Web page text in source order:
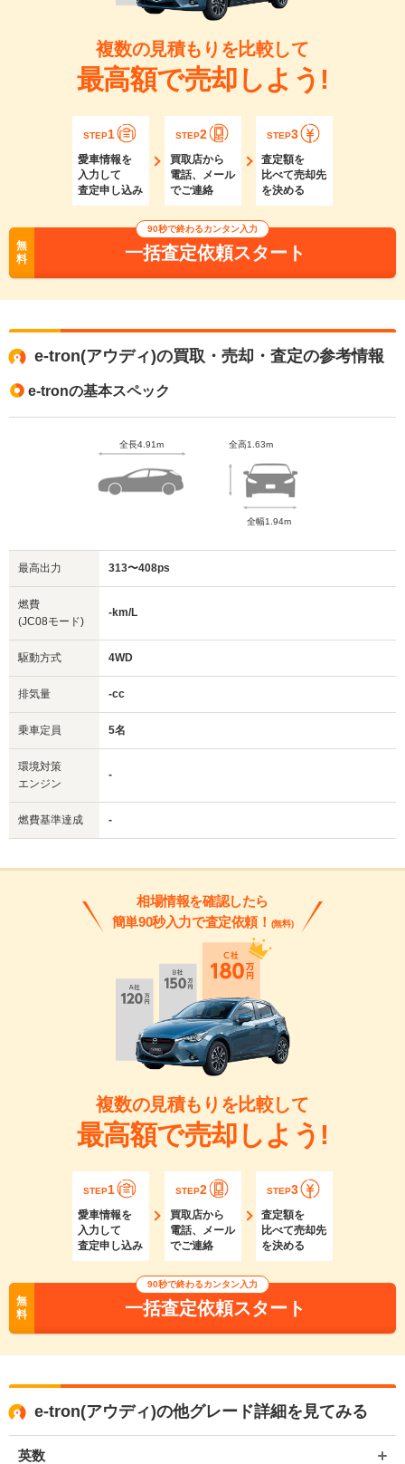
複数の見積もりを比較して
最高額で売却しよう!
STEP1
愛車情報を
入力して
査定申し込み
STEP2
買取店から
電話、メール
でご連絡
STEP3
査定額を
比べて売却先
を決める
無
料
90秒で終わるカンタン入力
一括査定依頼スタート
e-tron(アウディ)の買取・売却・査定の参考情報
e-tronの基本スペック
全長4.91m 全高1.63m
全幅1.94m
最高出力 313〜408ps
燃費
(JC08モード)
-km/L
駆動方式 4WD
排気量 -cc
乗車定員 5名
環境対策
エンジン
-
燃費基準達成 -
相場情報を確認したら
簡単90秒入力で査定依頼！ (無料)
複数の見積もりを比較して
最高額で売却しよう!
STEP1
愛車情報を
入力して
査定申し込み
STEP2
買取店から
電話、メール
でご連絡
STEP3
査定額を
比べて売却先
を決める
無
料
90秒で終わるカンタン入力
一括査定依頼スタート
e-tron(アウディ)の他グレード詳細を見てみる
英数